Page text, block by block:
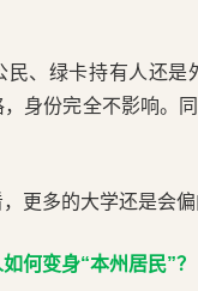
民、绿卡持有人还
身份完全不影响。
更多的大学还是会偏
何变身“本州居民”？